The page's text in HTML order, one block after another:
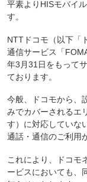
平素よりHISモバイ
す。
NTTドコモ（以下「
通信サービス「
年3月31日をもって
ております。
今般、ドコモから、
みでカバーされるエ
す）に対応していな
通話・通信のご利用
これにより、ドコモ
ービスにおいても、